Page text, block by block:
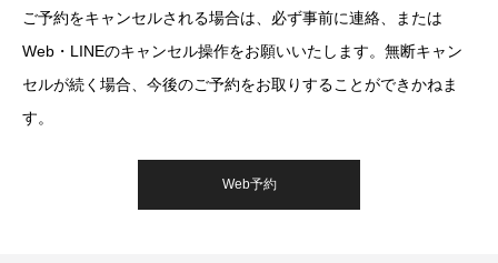
ご予約をキャンセルされる場合は、必ず事前に連絡、または
Web・LINEのキャンセル操作をお願いいたします。無断キャン
セルが続く場合、今後のご予約をお取りすることができかねま
す。
Web予約